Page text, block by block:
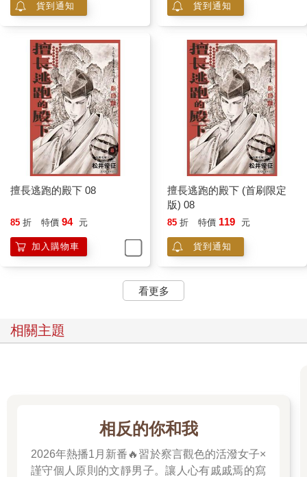
貨到通知 貨到通知
擅長逃跑的殿下 08
85 折 特價 94 元
加入購物車
擅長逃跑的殿下 (首刷限定
版) 08
85 折 特價 119 元
貨到通知
看更多
相關主題
相反的你和我
2026年熱播1月新番🔥習於察言觀色的活潑女子×
謹守個人原則的文靜男子。讓人心有戚戚焉的寫